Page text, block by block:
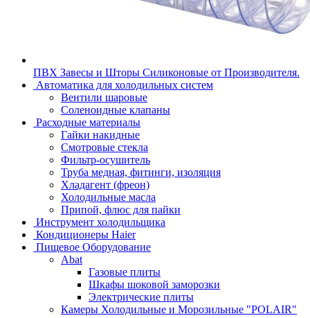
ПВХ Завесы и Шторы Силиконовые от Производителя.
Автоматика для холодильных систем
Вентили шаровые
Соленоидные клапаны
Расходные материалы
Гайки накидные
Смотровые стекла
Фильтр-осушитель
Труба медная, фитинги, изоляция
Хладагент (фреон)
Холодильные масла
Припой, флюс для пайки
Инструмент холодильщика
Кондиционеры Haier
Пищевое Оборудование
Abat
Газовые плиты
Шкафы шоковой заморозки
Электрические плиты
Камеры Холодильные и Морозильные "POLAIR"